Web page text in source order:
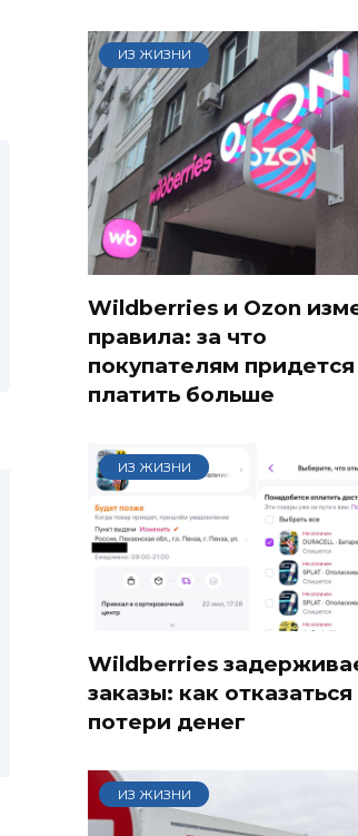
ИЗ ЖИЗНИ
Wildberries и Ozon
правила: за что
покупателям придется
платить больше
ИЗ ЖИЗНИ
Wildberries
заказы: как отказаться
потери денег
ИЗ ЖИЗНИ